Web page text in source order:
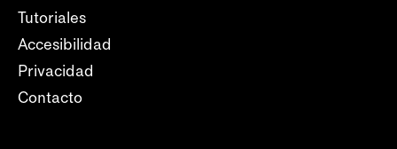
Tutoriales
Accesibilidad
Privacidad
Contacto